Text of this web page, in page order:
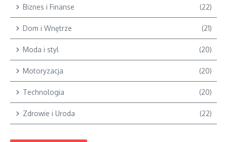
Biznes i Finanse (22)
Dom i Wnętrze (21)
Moda i styl (20)
Motoryzacja (20)
Technologia (20)
Zdrowie i Uroda (22)